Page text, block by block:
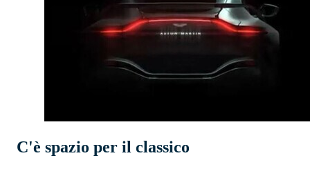
C'è spazio per il classico